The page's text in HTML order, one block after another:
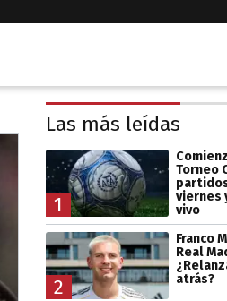
Las más leídas
1
Torneo
viernes
vivo
2
Franco
Real
atrás?